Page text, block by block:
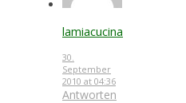
lamiacucina
30.
September
2010 at 04:36
Antworten